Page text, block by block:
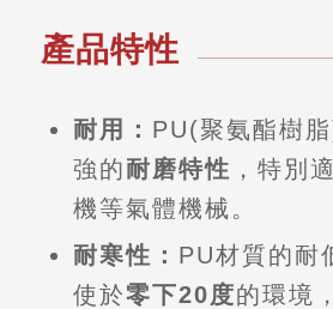
產品特性
耐用： PU(聚氨酯樹
強的耐磨特性 ，特別
機等氣體機械。
耐寒性： PU材質的耐
使於零下20度的環境